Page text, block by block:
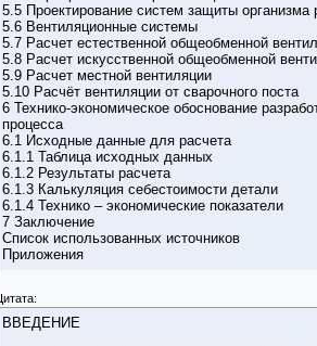
5.5 Проектирование систем защиты
5.6 Вентиляционные системы
5.7 Расчет естественной общеобменной
5.8 Расчет искусственной общеобменной
5.9 Расчет местной вентиляции
5.10 Расчёт вентиляции от сварочного поста
6 Технико-экономическое обоснование
процесса
6.1 Исходные данные для расчета
6.1.1 Таблица исходных данных
6.1.2 Результаты расчета
6.1.3 Калькуляция себестоимости детали
6.1.4 Технико – экономические показатели
7 Заключение
Список использованных источников
Приложения
Цитата:
ВВЕДЕНИЕ